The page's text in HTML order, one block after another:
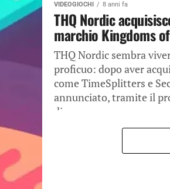
VIDEOGIOCHI 8 anni fa
THQ Nordic
marchio Kingdoms
THQ Nordic sembra
proficuo: dopo aver
come TimeSplitters e
annunciato, tramite il
di...